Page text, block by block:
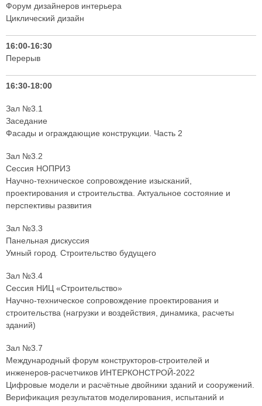
Форум дизайнеров интерьера
Циклический дизайн
16:00-16:30
Перерыв
16:30-18:00
Зал №3.1
Заседание
Фасады и ограждающие конструкции. Часть 2
Зал №3.2
Сессия НОПРИЗ
Научно-техническое сопровождение изысканий,
проектирования и строительства. Актуальное состояние и
перспективы развития
Зал №3.3
Панельная дискуссия
Умный город. Строительство будущего
Зал №3.4
Сессия НИЦ «Строительство»
Научно-техническое сопровождение проектирования и
строительства (нагрузки и воздействия, динамика, расчеты
зданий)
Зал №3.7
Международный форум конструкторов-строителей и
инженеров-расчетчиков ИНТЕРКОНСТРОЙ-2022
Цифровые модели и расчётные двойники зданий и сооружений.
Верификация результатов моделирования, испытаний и